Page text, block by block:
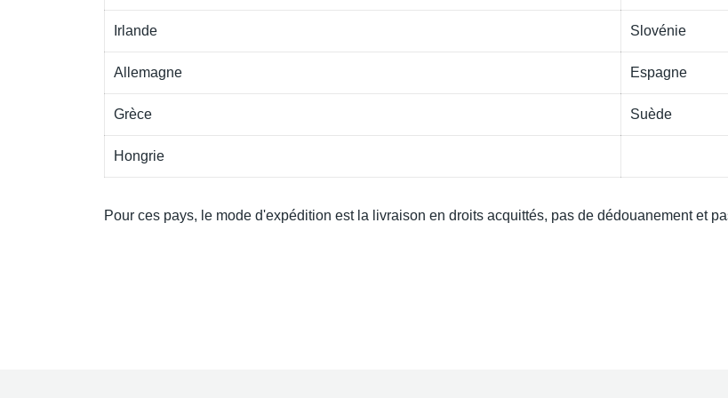
Irlande Slovénie
Allemagne Espagne
Grèce Suède
Hongrie
Pour ces pays, le mode d'expédition est la livraison en droits acquittés, pas de dédouanement et